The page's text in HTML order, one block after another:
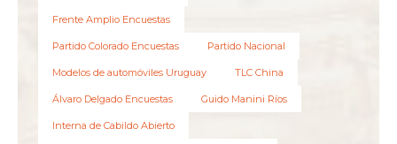
Frente Amplio Encuestas
Partido Colorado Encuestas Partido Nacional
Modelos de automóviles Uruguay TLC China
Álvaro Delgado Encuestas Guido Manini Ríos
Interna de Cabildo Abierto